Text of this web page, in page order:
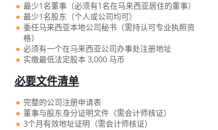
最少1名董事（必须有1名在马来西亚居住的董事）
最少1名股东（个人或公司均可）
委任马来西亚本地公司秘书（需持认可专业执照资
格）
必须有一个在马来西亚公司办事处注册地址
实缴最低法定股本 3,000 马币
必要文件清单
完整的公司注册申请表
董事与股东身分证明文件（需会计师核证）
3个月有效地址证明（需会计师核证）